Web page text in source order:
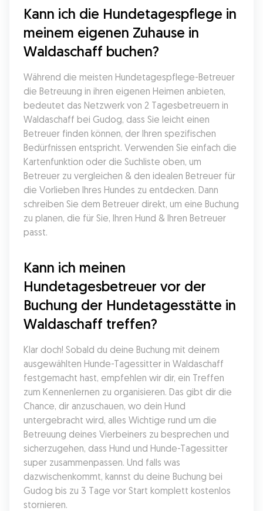
Kann ich die Hundetagespflege in
meinem eigenen Zuhause in
Waldaschaff buchen?
Während die meisten Hundetagespflege-Betreuer
die Betreuung in ihren eigenen Heimen anbieten,
bedeutet das Netzwerk von 2 Tagesbetreuern in
Waldaschaff bei Gudog, dass Sie leicht einen
Betreuer finden können, der Ihren spezifischen
Bedürfnissen entspricht. Verwenden Sie einfach die
Kartenfunktion oder die Suchliste oben, um
Betreuer zu vergleichen & den idealen Betreuer für
die Vorlieben Ihres Hundes zu entdecken. Dann
schreiben Sie dem Betreuer direkt, um eine Buchung
zu planen, die für Sie, Ihren Hund & Ihren Betreuer
passt.
Kann ich meinen
Hundetagesbetreuer vor der
Buchung der Hundetagesstätte in
Waldaschaff treffen?
Klar doch! Sobald du deine Buchung mit deinem
ausgewählten Hunde-Tagessitter in Waldaschaff
festgemacht hast, empfehlen wir dir, ein Treffen
zum Kennenlernen zu organisieren. Das gibt dir die
Chance, dir anzuschauen, wo dein Hund
untergebracht wird, alles Wichtige rund um die
Betreuung deines Vierbeiners zu besprechen und
sicherzugehen, dass Hund und Hunde-Tagessitter
super zusammenpassen. Und falls was
dazwischenkommt, kannst du deine Buchung bei
Gudog bis zu 3 Tage vor Start komplett kostenlos
stornieren.